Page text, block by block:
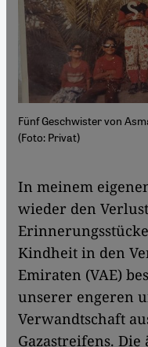
Fünf Geschwister von
(Foto: Privat)
In meinem
wieder den
Kindheit in den
Emiraten (VAE)
unserer engeren
Verwandtschaft
Gazastreifens.